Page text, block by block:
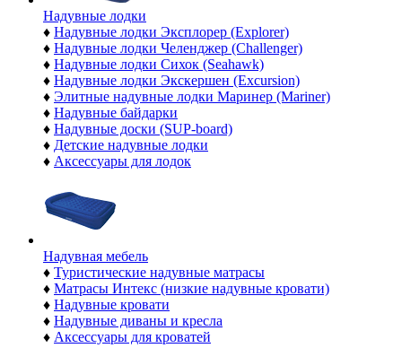
Надувные лодки
♦ Надувные лодки Эксплорер (Explorer)
♦ Надувные лодки Челенджер (Challenger)
♦ Надувные лодки Сихок (Seahawk)
♦ Надувные лодки Экскершен (Excursion)
♦ Элитные надувные лодки Маринер (Mariner)
♦ Надувные байдарки
♦ Надувные доски (SUP-board)
♦ Детские надувные лодки
♦ Аксессуары для лодок
Надувная мебель
♦ Туристические надувные матрасы
♦ Матрасы Интекс (низкие надувные кровати)
♦ Надувные кровати
♦ Надувные диваны и кресла
♦ Аксессуары для кроватей